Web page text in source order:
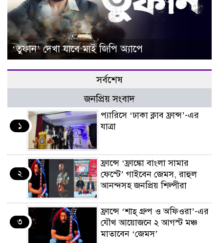
‘তুফান’ দেখা যাবে মাই জিপি অ্যাপে
সর্বশেষ
জনপ্রিয় সংবাদ
১
প্যারিসে ‘ঢাকা ক্লাব ফ্রান্স’-এর
যাত্রা
২
ফ্রান্সে ‘ফ্রাঙ্কো বাংলা সামার
ফেস্টে’ গাইবেন জেমস, রাহুল
আনন্দসহ জনপ্রিয় শিল্পীরা
৩
ফ্রান্সে ‘শাহ্ গ্রুপ ও অফিওরা’-এর
যৌথ আয়োজনে ২ আগস্ট মঞ্চ
মাতাবেন ‘জেমস’